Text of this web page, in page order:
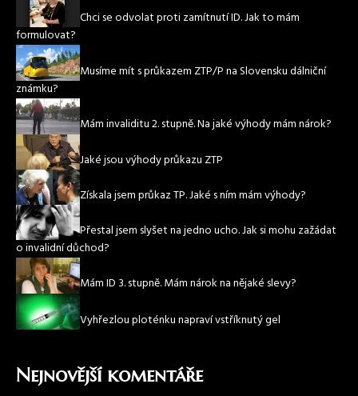
Chci se odvolat proti zamítnutí ID. Jak to mám
formulovat?
Musíme mít s průkazem ZTP/P na Slovensku dálniční
známku?
Mám invaliditu 2. stupně. Na jaké výhody mám nárok?
Jaké jsou výhody průkazu ZTP
Získala jsem průkaz TP. Jaké s ním mám výhody?
Přestal jsem slyšet na jedno ucho. Jak si mohu zažádat
o invalidní důchod?
Mám ID 3. stupně. Mám nárok na nějaké slevy?
Vyhřezlou ploténku napraví vstříknutý gel
Nejnovější komentáře